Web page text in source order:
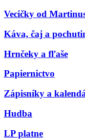
Vecičky od
Káva, čaj a
Hrnčeky a fľaše
Papiernictvo
Zápisníky a
Hudba
LP platne